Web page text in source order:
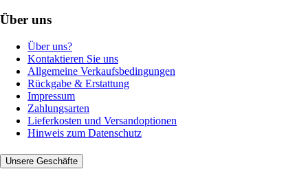
Über uns
Über uns?
Kontaktieren Sie uns
Allgemeine Verkaufsbedingungen
Rückgabe & Erstattung
Impressum
Zahlungsarten
Lieferkosten und Versandoptionen
Hinweis zum Datenschutz
Unsere Geschäfte